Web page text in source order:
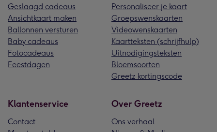
Geslaagd cadeaus
Ansichtkaart maken
Ballonnen versturen
Baby cadeaus
Fotocadeaus
Feestdagen
Personaliseer je kaart
Groepswenskaarten
Videowenskaarten
Kaartteksten (schrijfhulp)
Uitnodigingsteksten
Bloemsoorten
Greetz kortingscode
Klantenservice
Contact
Over Greetz
Ons verhaal